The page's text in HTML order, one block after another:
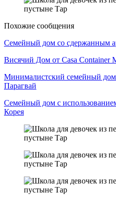
Похожие сообщения
Семейный дом со сдержанным
Висячий Дом от Casa Container
Минималистский семейный дом
Парагвай
Семейный дом с
Корея